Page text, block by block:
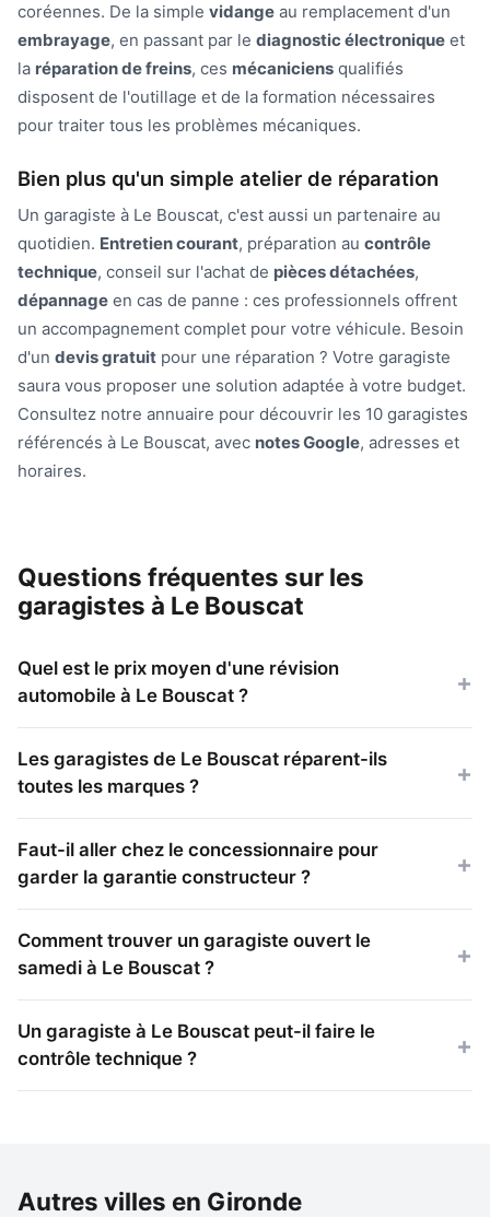
coréennes. De la simple vidange au remplacement d'un
embrayage, en passant par le diagnostic électronique et
la réparation de freins, ces mécaniciens qualifiés
disposent de l'outillage et de la formation nécessaires
pour traiter tous les problèmes mécaniques.
Bien plus qu'un simple atelier de réparation
Un garagiste à Le Bouscat, c'est aussi un partenaire au
quotidien. Entretien courant, préparation au contrôle
technique, conseil sur l'achat de pièces détachées,
dépannage en cas de panne : ces professionnels offrent
un accompagnement complet pour votre véhicule. Besoin
d'un devis gratuit pour une réparation ? Votre garagiste
saura vous proposer une solution adaptée à votre budget.
Consultez notre annuaire pour découvrir les 10 garagistes
référencés à Le Bouscat, avec notes Google, adresses et
horaires.
Questions fréquentes sur les
garagistes à Le Bouscat
Quel est le prix moyen d'une révision
automobile à Le Bouscat ?
Les garagistes de Le Bouscat réparent-ils
toutes les marques ?
Faut-il aller chez le concessionnaire pour
garder la garantie constructeur ?
Comment trouver un garagiste ouvert le
samedi à Le Bouscat ?
Un garagiste à Le Bouscat peut-il faire le
contrôle technique ?
Autres villes en Gironde